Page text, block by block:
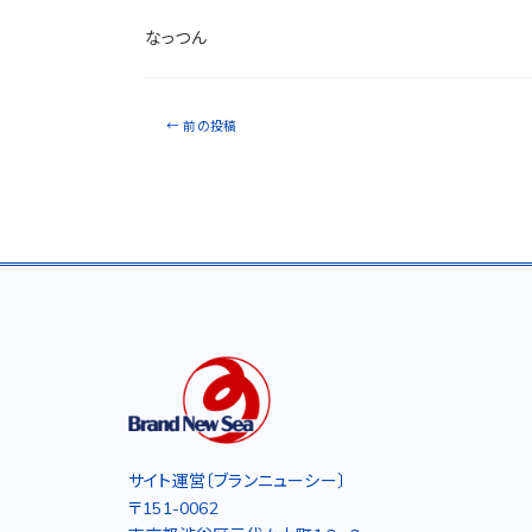
なっつん
← 前の投稿
サイト運営〔ブランニューシー〕
〒151-0062